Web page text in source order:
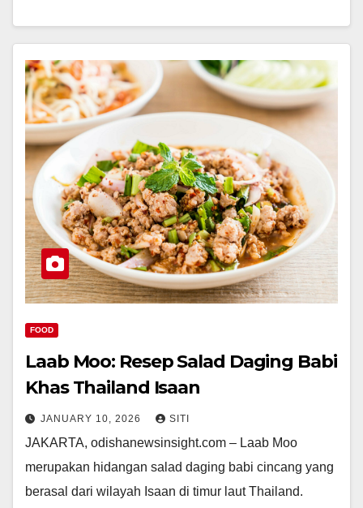
FOOD
Laab Moo: Resep Salad Daging Babi
Khas Thailand Isaan
JANUARY 10, 2026 SITI
JAKARTA, odishanewsinsight.com – Laab Moo
merupakan hidangan salad daging babi cincang yang
berasal dari wilayah Isaan di timur laut Thailand.